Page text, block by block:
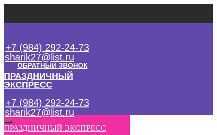
+7 (984) 292-24-73
sharik27@list.ru
ОБРАТНЫЙ ЗВОНОК
ПРАЗДНИЧНЫЙ
ЭКСПРЕСС
+7 (984) 292-24-73
sharik27@list.ru
ПРАЗДНИЧНЫЙ ЭКСПРЕСС